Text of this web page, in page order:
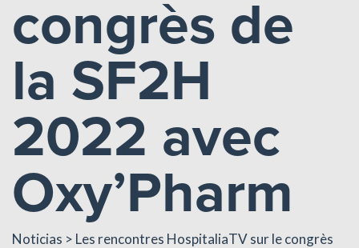
congrès de
la SF2H
2022 avec
Oxy’Pharm
Noticias > Les rencontres HospitaliaTV sur le congrès